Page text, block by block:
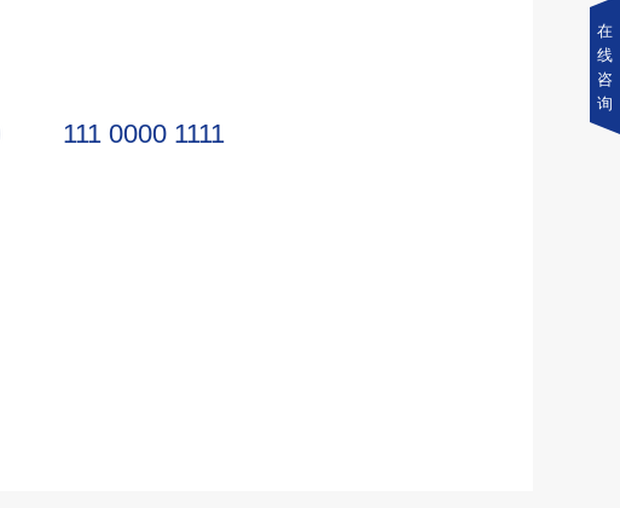
111 0000 1111
在
线
咨
询